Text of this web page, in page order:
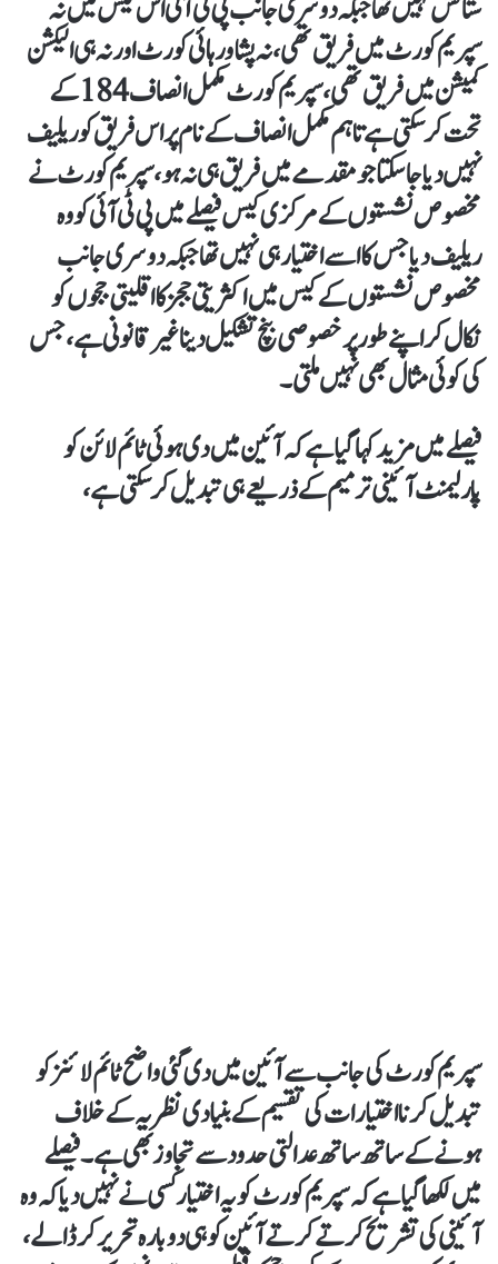
ستائش نہیں تھا جبکہ دوسری جانب پی ٹی آئی اس کیس میں نہ
سپریم کورٹ میں فریق تھی، نہ پشاور ہائی کورٹ اور نہ ہی الیکشن
کمیشن میں فریق تھی، سپریم کورٹ مکمل انصاف 184 کے
تحت کرسکتی ہے تاہم مکمل انصاف کے نام پر اس فریق کو ریلیف
نہیں دیا جاسکتا جو مقدمے میں فریق ہی نہ ہو، سپریم کورٹ نے
مخصوص نشستوں کے مرکزی کیس فیصلے میں پی ٹی آئی کو وہ
ریلیف دیا جس کا اسے اختیار ہی نہیں تھا جبکہ دوسری جانب
مخصوص نشستوں کے کیس میں اکثریتی ججز کا اقلیتی ججوں کو
نکال کر اپنے طور پر خصوصی بنچ تشکیل دینا غیر قانونی ہے، جس
کی کوئی مثال بھی نہیں ملتی۔
فیصلے میں مزید کہا گیا ہے کہ آئین میں دی ہوئی ٹائم لائن کو
پارلیمنٹ آئینی ترمیم کے ذریعے ہی تبدیل کر سکتی ہے،
سپریم کورٹ کی جانب سے آئین میں دی گئی واضح ٹائم لائنز کو
تبدیل کرنا اختیارات کی تقسیم کے بنیادی نظریہ کے خلاف
ہونے کے ساتھ ساتھ عدالتی حدود سے تجاوز بھی ہے۔فیصلے
میں لکھا گیا ہے کہ سپریم کورٹ کو یہ اختیار کسی نے نہیں دیا کہ وہ
آئینی کی تشریح کرتے کرتے آئین کو ہی دوبارہ تحریر کر ڈالے،